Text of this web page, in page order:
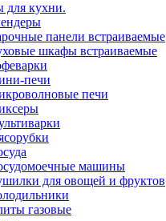
для кухни.
панели встраиваемые
шкафы встраиваемые
печи
печи
машины
для овощей и фруктов
газовые